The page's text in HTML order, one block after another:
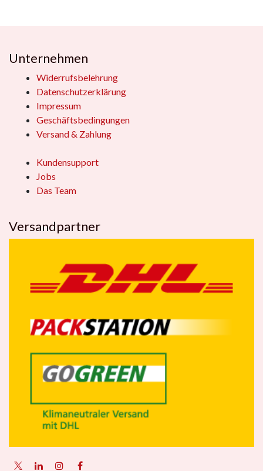
Unternehmen
Widerrufsbelehrung
Datenschutzerklärung
Impressum
Geschäftsbedingungen
Versand & Zahlung
Kundensupport
Jobs
Das Team
Versandpartner